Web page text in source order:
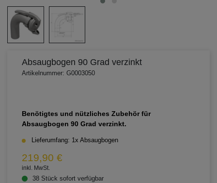
Absaugbogen 90 Grad verzinkt
Artikelnummer: G0003050
Benötigtes und nützliches Zubehör für
Absaugbogen 90 Grad verzinkt.
Lieferumfang: 1x Absaugbogen
219,90 €
inkl. MwSt.
38 Stück sofort verfügbar